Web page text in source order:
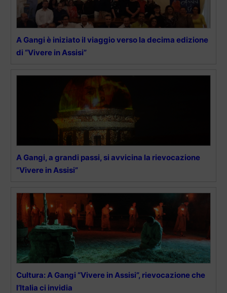
A Gangi è iniziato il viaggio verso la decima edizione
di “Vivere in Assisi”
A Gangi, a grandi passi, si avvicina la rievocazione
“Vivere in Assisi”
Cultura: A Gangi “Vivere in Assisi”, rievocazione che
l’Italia ci invidia